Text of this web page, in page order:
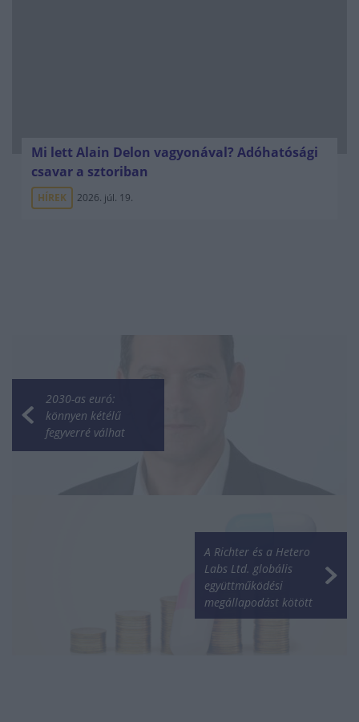
Mi lett Alain Delon vagyonával? Adóhatósági
csavar a sztoriban
HÍREK 2026. júl. 19.
2030-as euró:
könnyen kétélű
fegyverré válhat
A Richter és a Hetero
Labs Ltd. globális
együttműködési
megállapodást kötött